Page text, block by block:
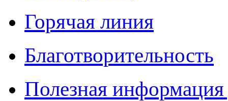
Горячая линия
Благотворительность
Полезная